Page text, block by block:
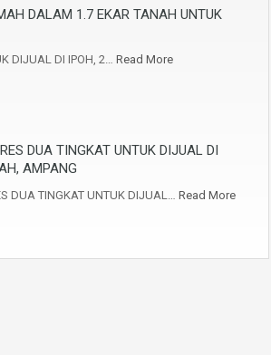
DALAM 1.7 EKAR TANAH UNTUK
DIJUAL DI IPOH, 2… Read More
DUA TINGKAT UNTUK DIJUAL DI
AMPANG
DUA TINGKAT UNTUK DIJUAL… Read More